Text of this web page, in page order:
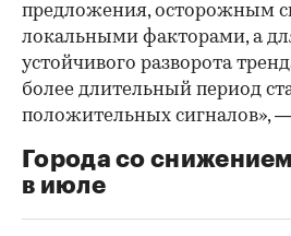
предложения, осторожным
локальными факторами, а
устойчивого разворота
более длительный период
положительных сигналов»,
Города со
в июле